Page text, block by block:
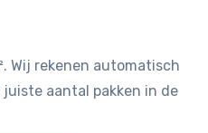
Wij rekenen automatisch
aantal pakken in de